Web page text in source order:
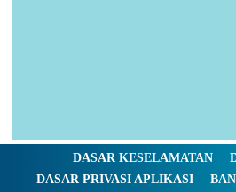
DASAR KESELAMATAN
DASAR PRIVASI APLIKASI